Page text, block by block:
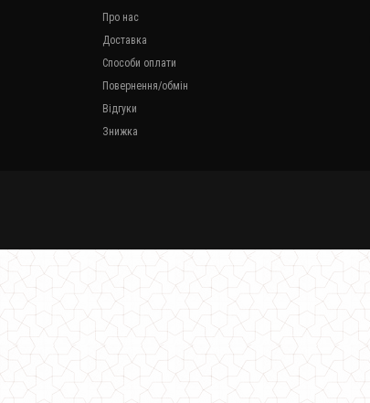
Про нас
Доставка
Способи оплати
Повернення/обмін
Відгуки
Знижка